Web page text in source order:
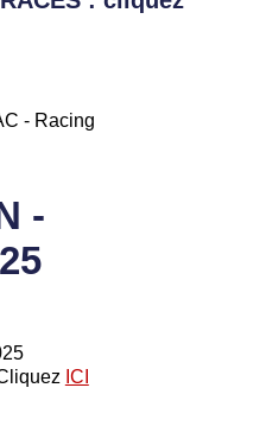
- Racing
-
ICI